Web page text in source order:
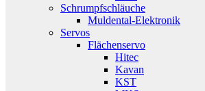
Schrumpfschläuche
Muldental-Elektronik
Servos
Flächenservo
Hitec
Kavan
KST